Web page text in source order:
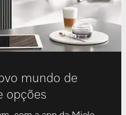
mundo de
opções